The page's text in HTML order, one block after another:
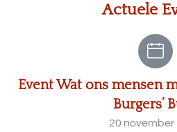
Actuele
Event Wat ons mensen
Burgers’
20 november